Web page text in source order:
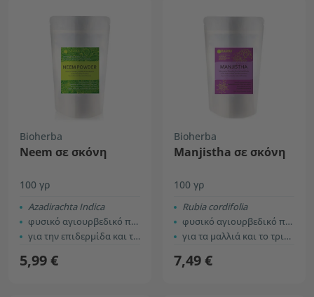
Bioherba
Neem σε σκόνη
100 γρ
Azadirachta Indica
φυσικό αγιουρβεδικό προϊόν
για την επιδερμίδα και τα μαλλιά
5,99 €
Bioherba
Manjistha σε σκόνη
100 γρ
Rubia cordifolia
φυσικό αγιουρβεδικό προϊόν
για τα μαλλιά και το τριχωτό της κεφαλής
7,49 €